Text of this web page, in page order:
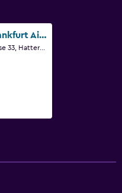
Parkhotel Frankfurt Airport
Mainzer Landstrasse 33, Hattersheim am Main, Hessen